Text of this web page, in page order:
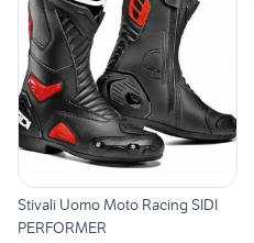
Stivali Uomo Moto Racing SIDI
PERFORMER